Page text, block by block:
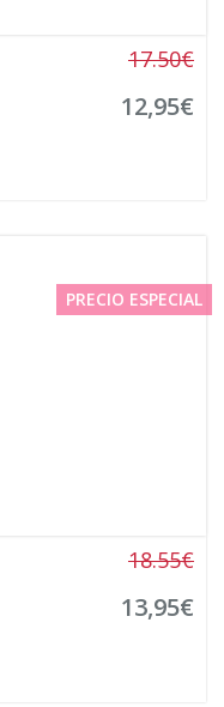
17.50€
12,95€
PRECIO ESPECIAL
18.55€
13,95€